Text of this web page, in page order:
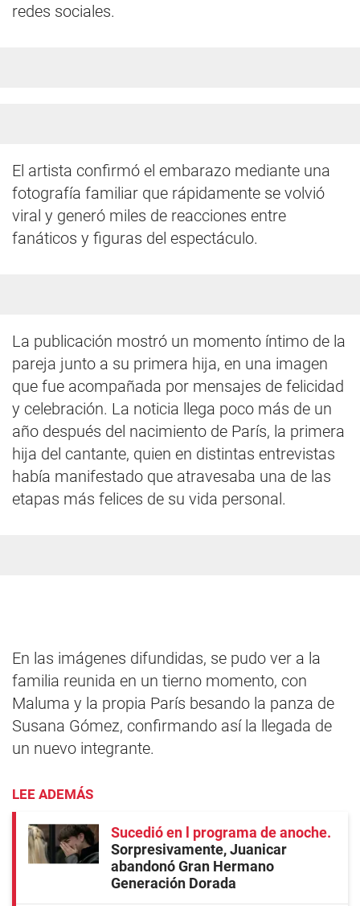
redes sociales.
El artista confirmó el embarazo mediante una
fotografía familiar que rápidamente se volvió
viral y generó miles de reacciones entre
fanáticos y figuras del espectáculo.
La publicación mostró un momento íntimo de la
pareja junto a su primera hija, en una imagen
que fue acompañada por mensajes de felicidad
y celebración. La noticia llega poco más de un
año después del nacimiento de París, la primera
hija del cantante, quien en distintas entrevistas
había manifestado que atravesaba una de las
etapas más felices de su vida personal.
En las imágenes difundidas, se pudo ver a la
familia reunida en un tierno momento, con
Maluma y la propia París besando la panza de
Susana Gómez, confirmando así la llegada de
un nuevo integrante.
LEE ADEMÁS
Sucedió en l programa de anoche
Sorpresivamente, Juanicar
abandonó Gran Hermano
Generación Dorada